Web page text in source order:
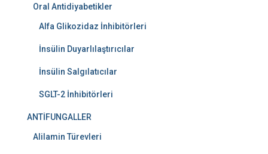
Oral Antidiyabetikler
Alfa Glikozidaz İnhibitörleri
İnsülin Duyarlılaştırıcılar
İnsülin Salgılatıcılar
SGLT-2 İnhibitörleri
ANTİFUNGALLER
Alilamin Türevleri